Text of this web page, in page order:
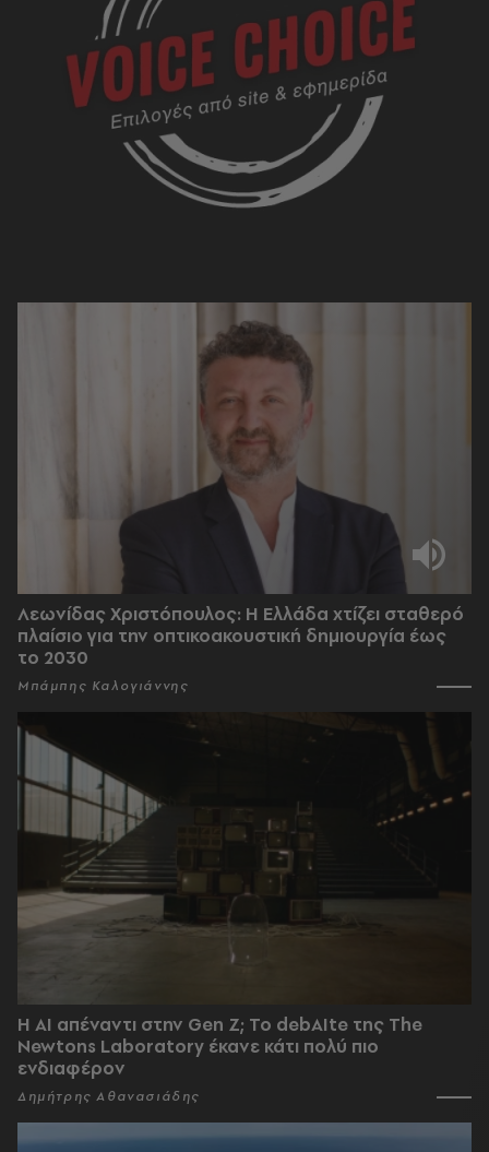
Λεωνίδας Χριστόπουλος: Η Ελλάδα χτίζει σταθερό
πλαίσιο για την οπτικοακουστική δημιουργία έως
το 2030
Μπάμπης Καλογιάννης
Η AI απέναντι στην Gen Z; Το debAIte της The
Newtons Laboratory έκανε κάτι πολύ πιο
ενδιαφέρον
Δημήτρης Αθανασιάδης